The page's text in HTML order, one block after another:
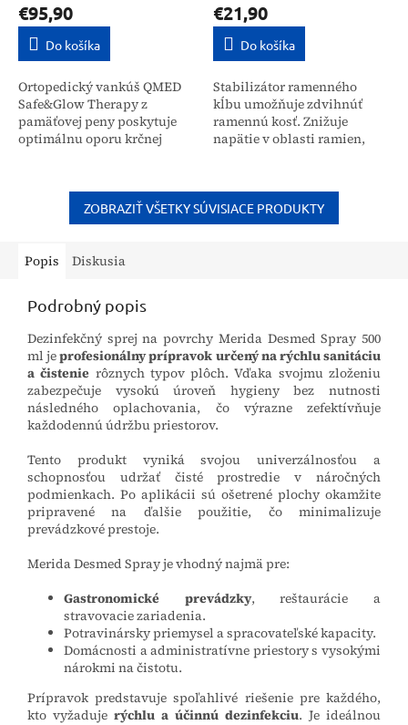
€95,90
Do košíka
Ortopedický vankúš QMED
Safe&Glow Therapy z
pamäťovej peny poskytuje
optimálnu oporu krčnej
zlepšenie kvality spánku,...
€21,90
Do košíka
Stabilizátor ramenného
kĺbu umožňuje zdvihnúť
ramennú kosť. Znižuje
napätie v oblasti ramien,
túto časť tela. Ramenný...
ZOBRAZIŤ VŠETKY SÚVISIACE PRODUKTY
Popis Diskusia
Podrobný popis
Dezinfekčný sprej na povrchy Merida Desmed Spray 500
ml jeprofesionálny prípravok určený na rýchlu sanitáciu
a čistenie rôznych typov plôch. Vďaka svojmu zloženiu
zabezpečuje vysokú úroveň hygieny bez nutnosti
následného oplachovania, čo výrazne zefektívňuje
každodennú údržbu priestorov.
Tento produkt vyniká svojou univerzálnosťou a
schopnosťou udržať čisté prostredie v náročných
podmienkach. Po aplikácii sú ošetrené plochy okamžite
pripravené na ďalšie použitie, čo minimalizuje
prevádzkové prestoje.
Merida Desmed Spray je vhodný najmä pre:
Gastronomické prevádzky, reštaurácie a
stravovacie zariadenia.
Potravinársky priemysel a spracovateľské kapacity.
Domácnosti a administratívne priestory s vysokými
nárokmi na čistotu.
Prípravok predstavuje spoľahlivé riešenie pre každého,
kto vyžaduje rýchlu a účinnú dezinfekciu. Je ideálnou